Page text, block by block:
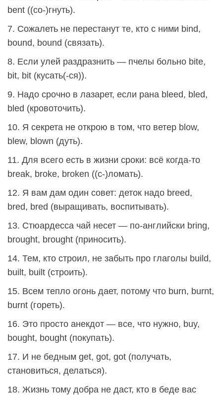
bent ((со-)гнуть).
7. Сожалеть не перестанут те, кто с ними bind,
bound, bound (связать).
8. Если улей раздразнить — пчелы больно bite,
bit, bit (кусать(-ся)).
9. Надо срочно в лазарет, если рана bleed, bled,
bled (кровоточить).
10. Я секрета не открою в том, что ветер blow,
blew, blown (дуть).
11. Для всего есть в жизни сроки: всё когда-то
break, broke, broken ((с-)ломать).
12. Я вам дам один совет: деток надо breеd,
bred, bred (выращивать, воспитывать).
13. Стюардесса чай несет — по-английски bring,
brought, brought (приносить).
14. Тем, кто строил, не забыть про глаголы build,
built, built (строить).
15. Всем тепло огонь дает, потому что burn, burnt,
burnt (гореть).
16. Это просто анекдот — все, что нужно, buy,
bought, bought (покупать).
17. И не бедным get, got, got (получать,
становиться, делаться).
18. Жизнь тому добра не даст, кто в беде вас